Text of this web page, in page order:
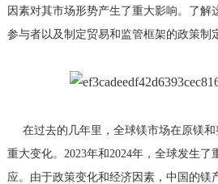
因素对其市场形势产生了重大影响。了解
参与者以及制定贸易和监管框架的政策制
在过去的几年里，全球镁市场在原镁
重大变化。2023年和2024年，全球发生
应。由于政策变化和经济因素，中国的镁